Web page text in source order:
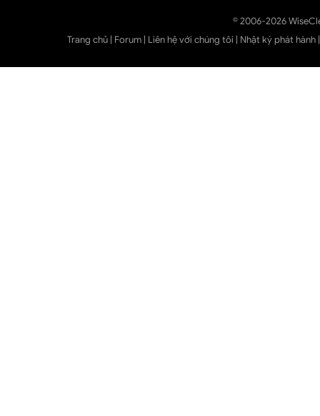
© 2006-2026
Trang chủ | Forum | Liên hệ với chúng tôi | Nhật ký phát hành